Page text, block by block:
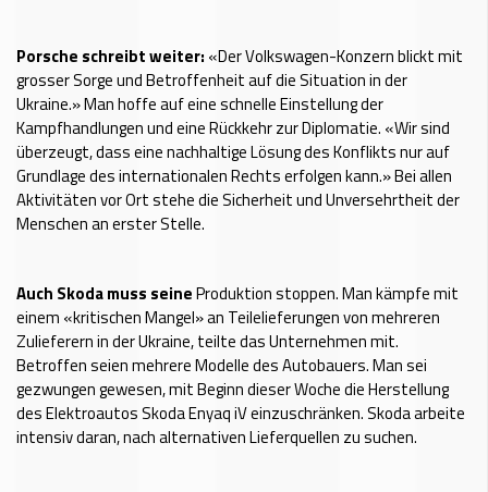
Porsche schreibt weiter: «Der Volkswagen-Konzern blickt mit
grosser Sorge und Betroffenheit auf die Situation in der
Ukraine.» Man hoffe auf eine schnelle Einstellung der
Kampfhandlungen und eine Rückkehr zur Diplomatie. «Wir sind
überzeugt, dass eine nachhaltige Lösung des Konflikts nur auf
Grundlage des internationalen Rechts erfolgen kann.» Bei allen
Aktivitäten vor Ort stehe die Sicherheit und Unversehrtheit der
Menschen an erster Stelle.
Auch Skoda muss seineProduktion stoppen. Man kämpfe mit
einem «kritischen Mangel» an Teilelieferungen von mehreren
Zulieferern in der Ukraine, teilte das Unternehmen mit.
Betroffen seien mehrere Modelle des Autobauers. Man sei
gezwungen gewesen, mit Beginn dieser Woche die Herstellung
des Elektroautos Skoda Enyaq iV einzuschränken. Skoda arbeite
intensiv daran, nach alternativen Lieferquellen zu suchen.